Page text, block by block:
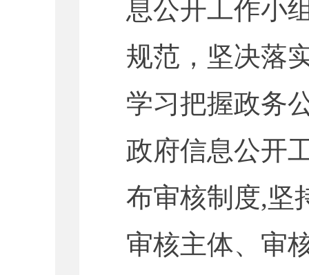
息公开工作小
规范， 坚决落
学习把握政务
政府信息公开
布审核制度,坚
审核主体、审